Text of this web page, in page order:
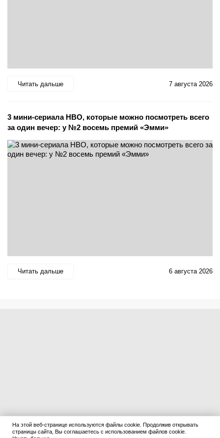
Читать дальше 7 августа 2026
3 мини-сериала HBO, которые можно посмотреть всего
за один вечер: у №2 восемь премий «Эмми»
Читать дальше 6 августа 2026
На этой веб-странице используются файлы cookie. Продолжив открывать
страницы сайта, Вы соглашаетесь с использованием файлов cookie.